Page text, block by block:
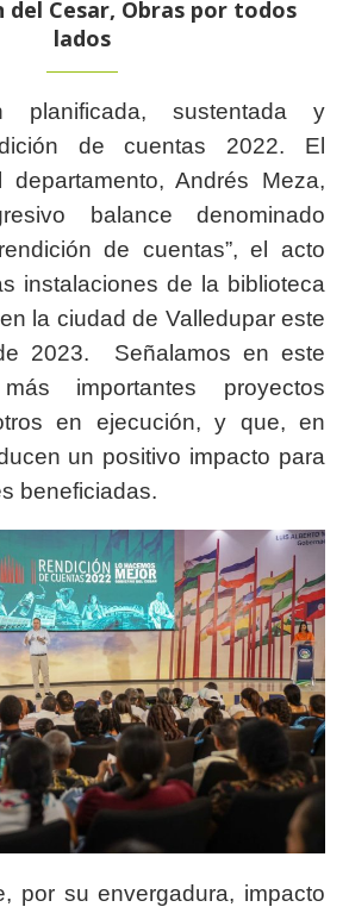
del Cesar, Obras por todos
lados
sustentada y
de cuentas 2022. El
departamento, Andrés Meza,
balance denominado
de cuentas”, el acto
instalaciones de la biblioteca
la ciudad de Valledupar este
2023. Señalamos en este
importantes proyectos
en ejecución, y que, en
un positivo impacto para
beneficiadas.
por su envergadura, impacto